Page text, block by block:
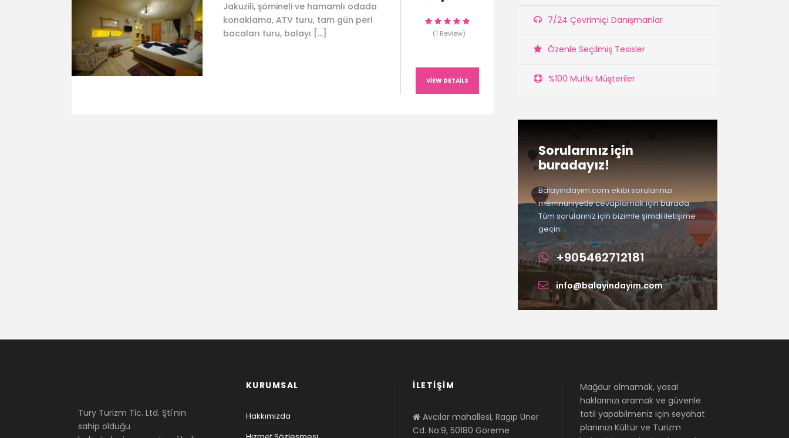
Jakuzili, şömineli ve hamamlı odada
konaklama, ATV turu, tam gün peri
bacaları turu, balayı […]
(1 Review)
VIEW DETAILS
7/24 Çevrimiçi Danışmanlar
Özenle Seçilmiş Tesisler
%100 Mutlu Müşteriler
Sorularınız için
buradayız!
Balayındayım.com ekibi sorularınızı
memnuniyetle cevaplamak için burada.
Tüm sorularınız için bizimle şimdi iletişime
geçin.
+905462712181
info@balayindayim.com
Tury Turizm Tic. Ltd. Şti'nin
sahip olduğu
KURUMSAL
Hakkımızda
İLETİŞİM
Avcılar mahallesi, Ragıp Üner
Cd. No:9, 50180 Göreme
Mağdur olmamak, yasal
haklarınızı aramak ve güvenle
tatil yapabilmeniz için seyahat
planınızı Kültür ve Turizm